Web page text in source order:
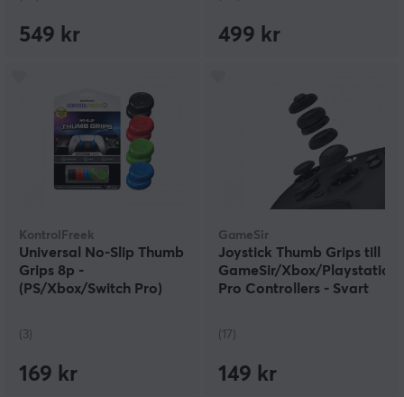
549 kr 499 kr
KontrolFreek
Universal No-Slip Thumb
Grips 8p -
(PS/Xbox/Switch Pro)
(3)
169 kr
GameSir
Joystick Thumb Grips till
GameSir/Xbox/
Pro Controllers - Svart
(17)
149 kr